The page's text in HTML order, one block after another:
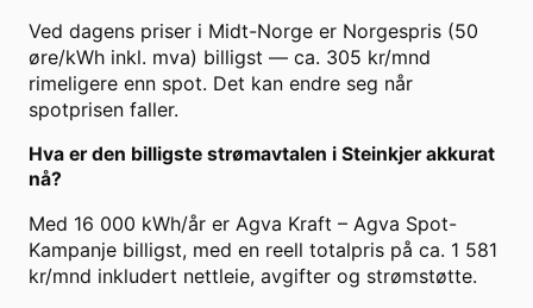
Ved dagens priser i Midt-Norge er Norgespris (50
øre/kWh inkl. mva) billigst — ca. 305 kr/mnd
rimeligere enn spot. Det kan endre seg når
spotprisen faller.
Hva er den billigste strømavtalen i Steinkjer akkurat
nå?
Med 16 000 kWh/år er Agva Kraft – Agva Spot-
Kampanje billigst, med en reell totalpris på ca. 1 581
kr/mnd inkludert nettleie, avgifter og strømstøtte.